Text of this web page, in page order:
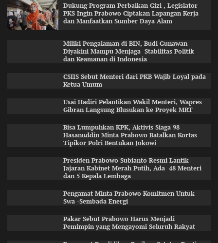
Dukung Program Perbaikan Gizi , Legislator
PKS Ingin Prabowo Ciptakan Lapangan Kerja
dan Manfaatkan Sumber Daya Alam
Miliki Pengalaman di BIN, Budi Gunawan
Diyakini Mampu Menjaga Stabilitas Politik
dan Keamanan di Indonesia
CSIIS Sebut Menteri dari PKB Wajib Loyal pada
Ketua Umum
Usai Hadiri Pelantikan Wakil Menteri, Wapres
Gibran Langsung Blusukan ke Proyek MRT
Bisa Lumpuhkan KPK, Aktivis Siaga 98
Hasanuddin Minta Prabowo Batalkan Kortas
Tipikor Polri Bentukan Jokowi
Presiden Prabowo Subianto Resmi Lantik
Jajaran Kabinet Merah Putih, Ada 48 Menteri
dan 5 Kepala Lembaga
Pengamat Minta Prabowo Komitmen Untuk
Swa -Sembada Energi
Pakar Sebut Prabowo Harus Menjadi
Pemimpin yang Mengayomi Seluruh Rakyat